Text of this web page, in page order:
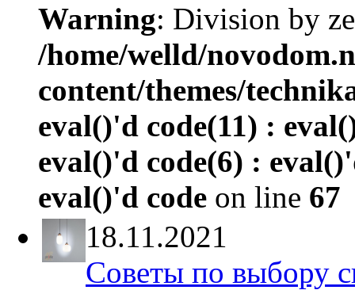
Warning: Division by
/home/welld/
content/themes/
eval()'d code(11) :
eval()'d code(6) :
eval()'d code on line 67
18.11.2021
Советы по выбору